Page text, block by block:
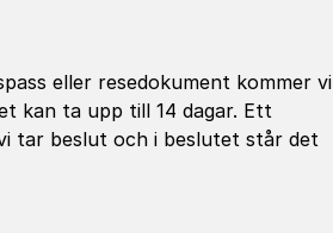
eller resedokument kommer vi
kan ta upp till 14 dagar. Ett
tar beslut och i beslutet står det